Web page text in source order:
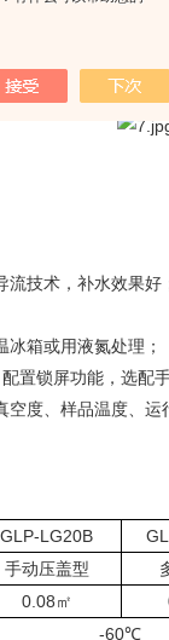
技术，补水效果好
箱或用液氮处理；
置锁屏功能，选配
度、样品温度、
GLP-LG20B
手动压盖型
0.08㎡
-60℃